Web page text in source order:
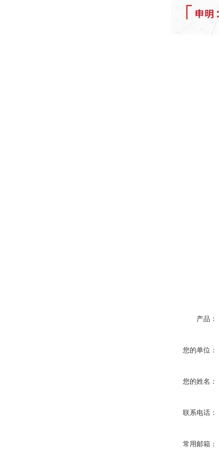
产品：
您的单位：
您的姓名：
联系电话：
常用邮箱：